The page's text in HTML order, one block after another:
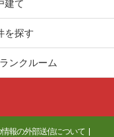
賀野
建て
を探す
ンクルーム
報の外部送信について